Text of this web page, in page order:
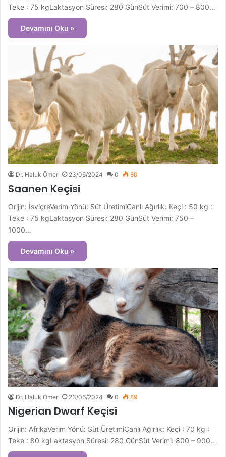
Teke : 75 kgLaktasyon Süresi: 280 GünSüt Verimi: 700 – 800…
Devamını Oku »
Dr. Haluk Ömer 23/06/2024 0 80
Saanen Keçisi
Orijin: İsviçreVerim Yönü: Süt ÜretimiCanlı Ağırlık: Keçi : 50 kg :
Teke : 75 kgLaktasyon Süresi: 280 GünSüt Verimi: 750 –
1000…
Devamını Oku »
Dr. Haluk Ömer 23/06/2024 0 89
Nigerian Dwarf Keçisi
Orijin: AfrikaVerim Yönü: Süt ÜretimiCanlı Ağırlık: Keçi : 70 kg :
Teke : 80 kgLaktasyon Süresi: 280 GünSüt Verimi: 800 – 900…